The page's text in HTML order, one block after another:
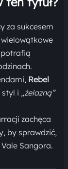
za sukcesem
potrafią
Rebel
i „żelazną”
zachęca
by sprawdzić,
Sangora.